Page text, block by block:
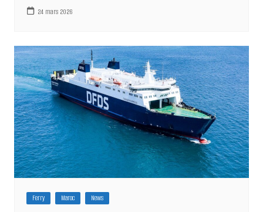
24 mars 2026
Ferry Maroc News